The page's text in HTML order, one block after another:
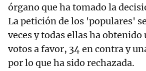
órgano que ha tomado la
La petición de los 'populares'
veces y todas ellas ha obtenido
votos a favor, 34 en contra y
por lo que ha sido rechazada.